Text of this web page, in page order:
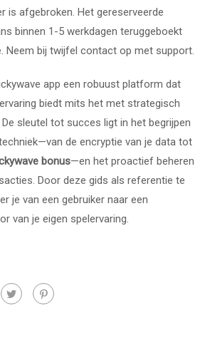
is afgebroken. Het gereserveerde
binnen 1-5 werkdagen teruggeboekt
Neem bij twijfel contact op met support.
app een robuust platform dat
biedt mits het met strategisch
sleutel tot succes ligt in het begrijpen
de encryptie van je data tot
bonus—en het proactief beheren
Door deze gids als referentie te
je van een gebruiker naar een
van je eigen spelervaring.